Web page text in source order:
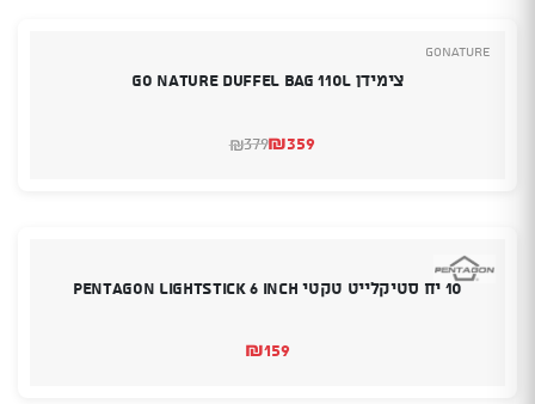
GoNature
צימידן Go Nature Duffel Bag 110L
₪379
המחיר₪359
המחיר
10 יח סטיקלייט טקטי PENTAGON LIGHTSTICK 6 INCH
₪159